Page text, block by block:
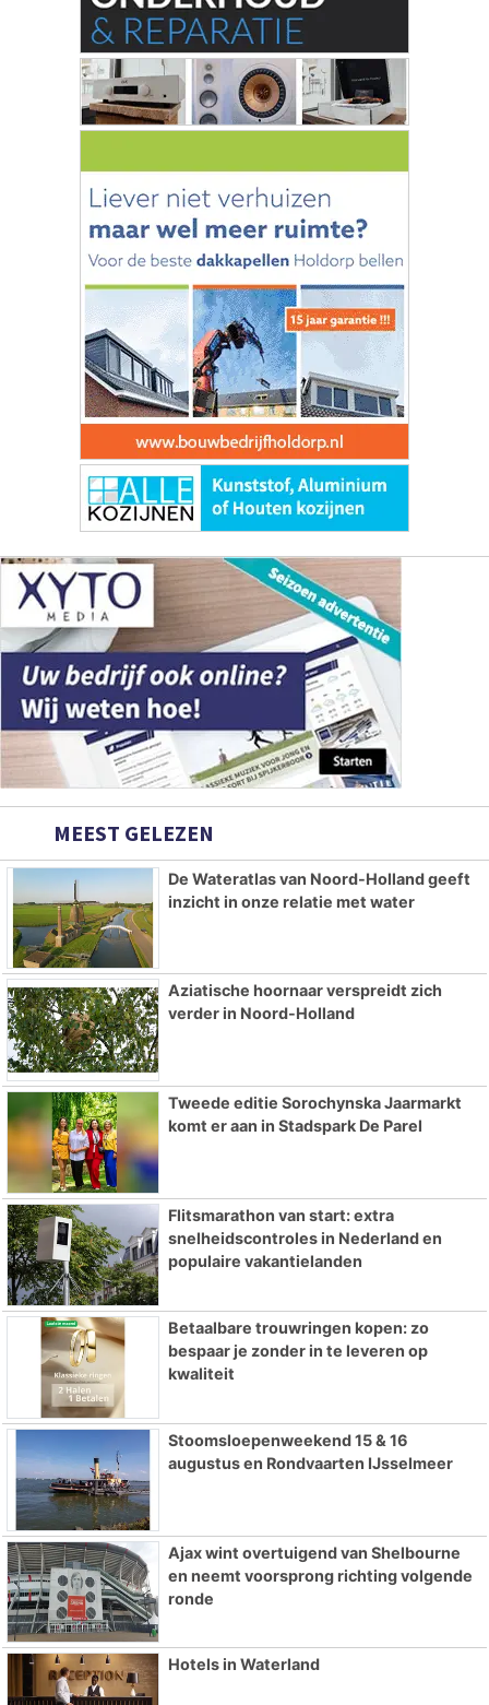
MEEST GELEZEN
De Wateratlas van Noord-Holland geeft
inzicht in onze relatie met water
Aziatische hoornaar verspreidt zich
verder in Noord-Holland
Tweede editie Sorochynska Jaarmarkt
komt er aan in Stadspark De Parel
Flitsmarathon van start: extra
snelheidscontroles in Nederland en
populaire vakantielanden
Betaalbare trouwringen kopen: zo
bespaar je zonder in te leveren op
kwaliteit
Stoomsloepenweekend 15 & 16
augustus en Rondvaarten IJsselmeer
Ajax wint overtuigend van Shelbourne
en neemt voorsprong richting volgende
ronde
Hotels in Waterland